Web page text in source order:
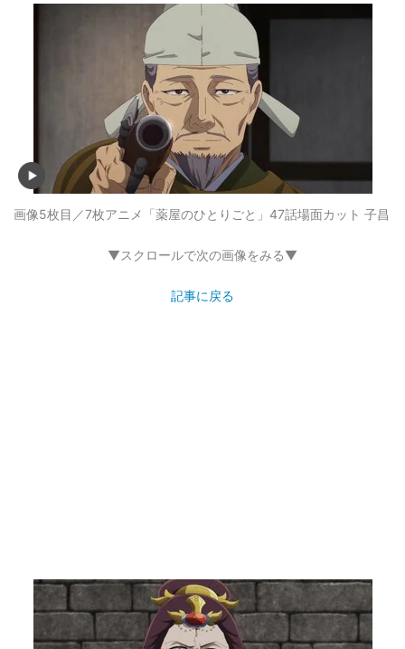
画像5枚目／7枚アニメ「薬屋のひとりごと」47話場面カット 子昌
▼スクロールで次の画像をみる▼
記事に戻る